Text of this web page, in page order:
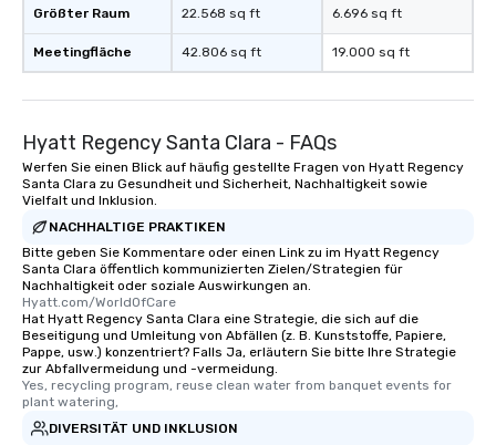
Größter Raum
Meetingfläche
22.568 sq ft
42.806 sq ft
6.696 sq ft
19.000 sq ft
Hyatt Regency Santa Clara - FAQs
Werfen Sie einen Blick auf häufig gestellte Fragen von Hyatt Regency
Santa Clara zu Gesundheit und Sicherheit, Nachhaltigkeit sowie
Vielfalt und Inklusion.
NACHHALTIGE PRAKTIKEN
Bitte geben Sie Kommentare oder einen Link zu im Hyatt Regency
Santa Clara öffentlich kommunizierten Zielen/Strategien für
Nachhaltigkeit oder soziale Auswirkungen an.
Hyatt.com/WorldOfCare
Hat Hyatt Regency Santa Clara eine Strategie, die sich auf die
Beseitigung und Umleitung von Abfällen (z. B. Kunststoffe, Papiere,
Pappe, usw.) konzentriert? Falls Ja, erläutern Sie bitte Ihre Strategie
zur Abfallvermeidung und -vermeidung.
Yes, recycling program, reuse clean water from banquet events for
plant watering,
DIVERSITÄT UND INKLUSION